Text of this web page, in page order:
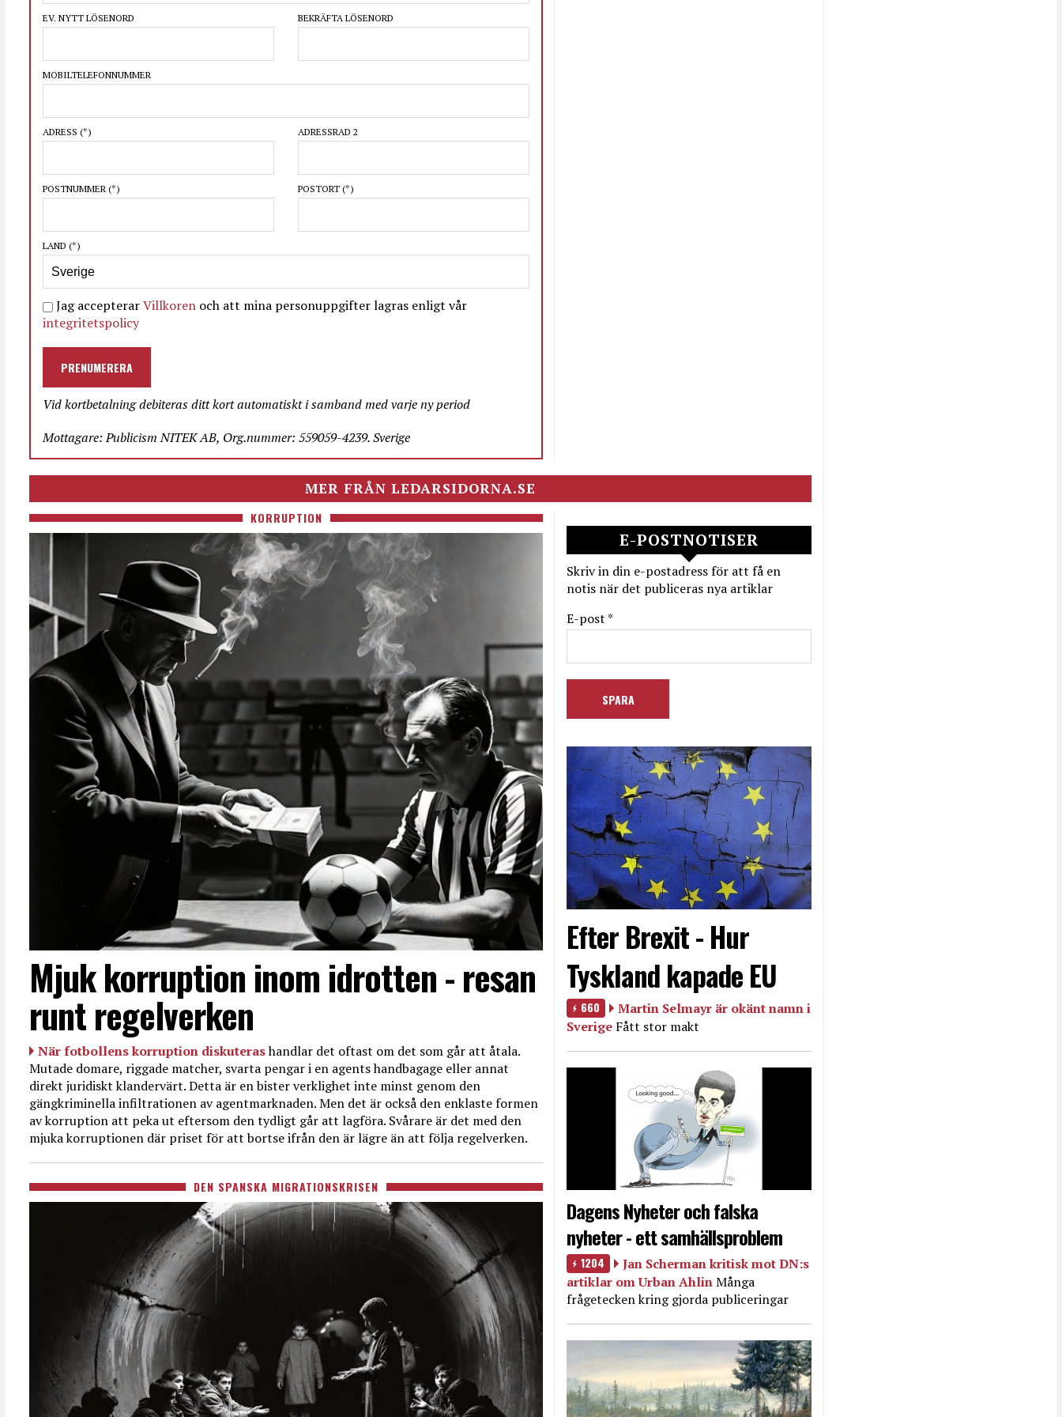
EV. NYTT LÖSENORD BEKRÄFTA LÖSENORD
MOBILTELEFONNUMMER
ADRESS (*) ADRESSRAD 2
POSTNUMMER (*) POSTORT (*)
LAND (*)
Jag accepterarVillkoren och att mina personuppgifter lagras enligt vår
integritetspolicy
PRENUMERERA
Vid kortbetalning debiteras ditt kort automatiskt i samband med varje ny period
Mottagare: Publicism NITEK AB, Org.nummer: 559059-4239. Sverige
MER FRÅN LEDARSIDORNA.SE
KORRUPTION
Mjuk korruption inom idrotten - resan
runt regelverken
När fotbollens korruption diskuterashandlar det oftast om det som går att åtala.
Mutade domare, riggade matcher, svarta pengar i en agents handbagage eller annat
direkt juridiskt klandervärt. Detta är en bister verklighet inte minst genom den
gängkriminella infiltrationen av agentmarknaden. Men det är också den enklaste formen
av korruption att peka ut eftersom den tydligt går att lagföra. Svårare är det med den
mjuka korruptionen där priset för att bortse ifrån den är lägre än att följa regelverken.
DEN SPANSKA MIGRATIONSKRISEN
E-POSTNOTISER
Skriv in din e-postadress för att få en
notis när det publiceras nya artiklar
E-post *
Efter Brexit - Hur
Tyskland kapade EU
660
Martin Selmayr är okänt namn i
Sverige Fått stor makt
Dagens Nyheter och falska
nyheter - ett samhällsproblem
1204
Jan Scherman kritisk mot DN:s
artiklar om Urban AhlinMånga
frågetecken kring gjorda publiceringar